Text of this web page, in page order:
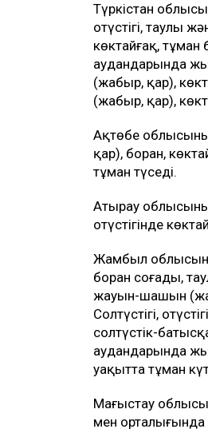
Түркістан
оңтүстігі, таулы
көктайғақ, тұман
аудандарында
(жаңбыр, қар),
(жаңбыр, қар),
Ақтөбе
қар), боран,
тұман түседі.
Атырау
оңтүстігінде
Жамбыл
боран соғады,
жауын-шашын
Солтүстігі,
солтүстік-
аудандарында
уақытта тұман
Маңғыстау
мен орталығында